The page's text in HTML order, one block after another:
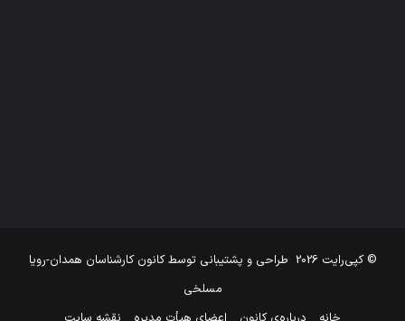
© کپی‌رایت 2026 طراحی و پشتیبانی توسطکانون کارشناسان همدان-رویا
مسلخی